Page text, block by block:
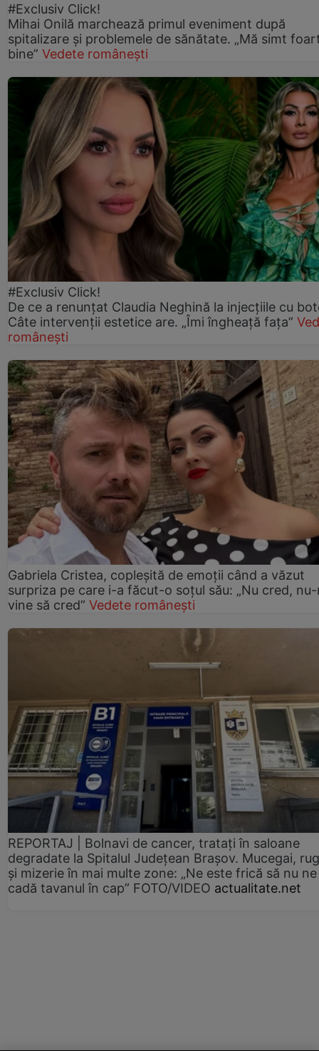
#Exclusiv Click!
Mihai Onilă marchează primul eveniment după
spitalizare și problemele de sănătate. „Mă simt
bine” Vedete românești
#Exclusiv Click!
De ce a renunțat Claudia Neghină la injecțiile cu
Câte intervenții estetice are. „Îmi îngheață fața”
românești
Gabriela Cristea, copleșită de emoții când a văzut
surpriza pe care i-a făcut-o soțul său: „Nu cred,
vine să cred” Vedete românești
REPORTAJ | Bolnavi de cancer, tratați în saloane
degradate la Spitalul Județean Brașov. Mucegai,
și mizerie în mai multe zone: „Ne este frică să nu ne
cadă tavanul în cap” FOTO/VIDEO actualitate.net